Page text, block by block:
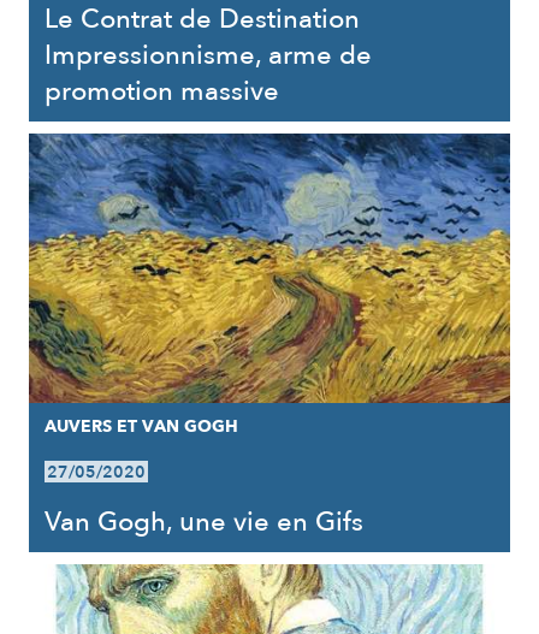
Le Contrat de Destination
Impressionnisme, arme de
promotion massive
AUVERS ET VAN GOGH
27/05/2020
Van Gogh, une vie en Gifs